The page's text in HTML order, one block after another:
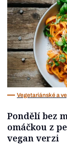
Vegetariánské a
Pondělí bez
omáčkou z
vegan verzi